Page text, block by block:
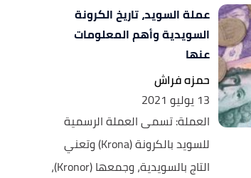
عملة السويد، تاريخ الكرونة
السويدية وأهم المعلومات
عنها
حمزه فراش
13 يوليو 2021
العملة: تسمى العملة الرسمية
للسويد بالكرونة (Krona) وتعني
التاج بالسويدية، وجمعها (Kronor)،